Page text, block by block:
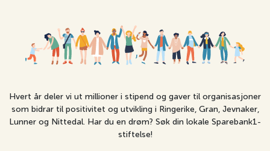
Hvert år deler vi ut millioner i stipend og gaver til organisasjoner
som bidrar til positivitet og utvikling i Ringerike, Gran, Jevnaker,
Lunner og Nittedal. Har du en drøm? Søk din lokale Sparebank1-
stiftelse!